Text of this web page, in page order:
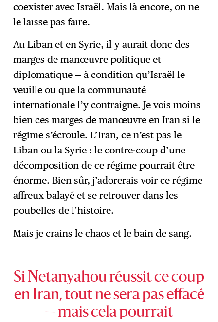
coexister avec Israël. Mais là encore, on ne
le laisse pas faire.
Au Liban et en Syrie, il y aurait donc des
marges de manœuvre politique et
diplomatique — à condition qu’Israël le
veuille ou que la communauté
internationale l’y contraigne. Je vois moins
bien ces marges de manœuvre en Iran si le
régime s’écroule. L’Iran, ce n’est pas le
Liban ou la Syrie : le contre-coup d’une
décomposition de ce régime pourrait être
énorme. Bien sûr, j’adorerais voir ce régime
affreux balayé et se retrouver dans les
poubelles de l’histoire.
Mais je crains le chaos et le bain de sang.
Si Netanyahou réussit ce coup
en Iran, tout ne sera pas effacé
— mais cela pourrait